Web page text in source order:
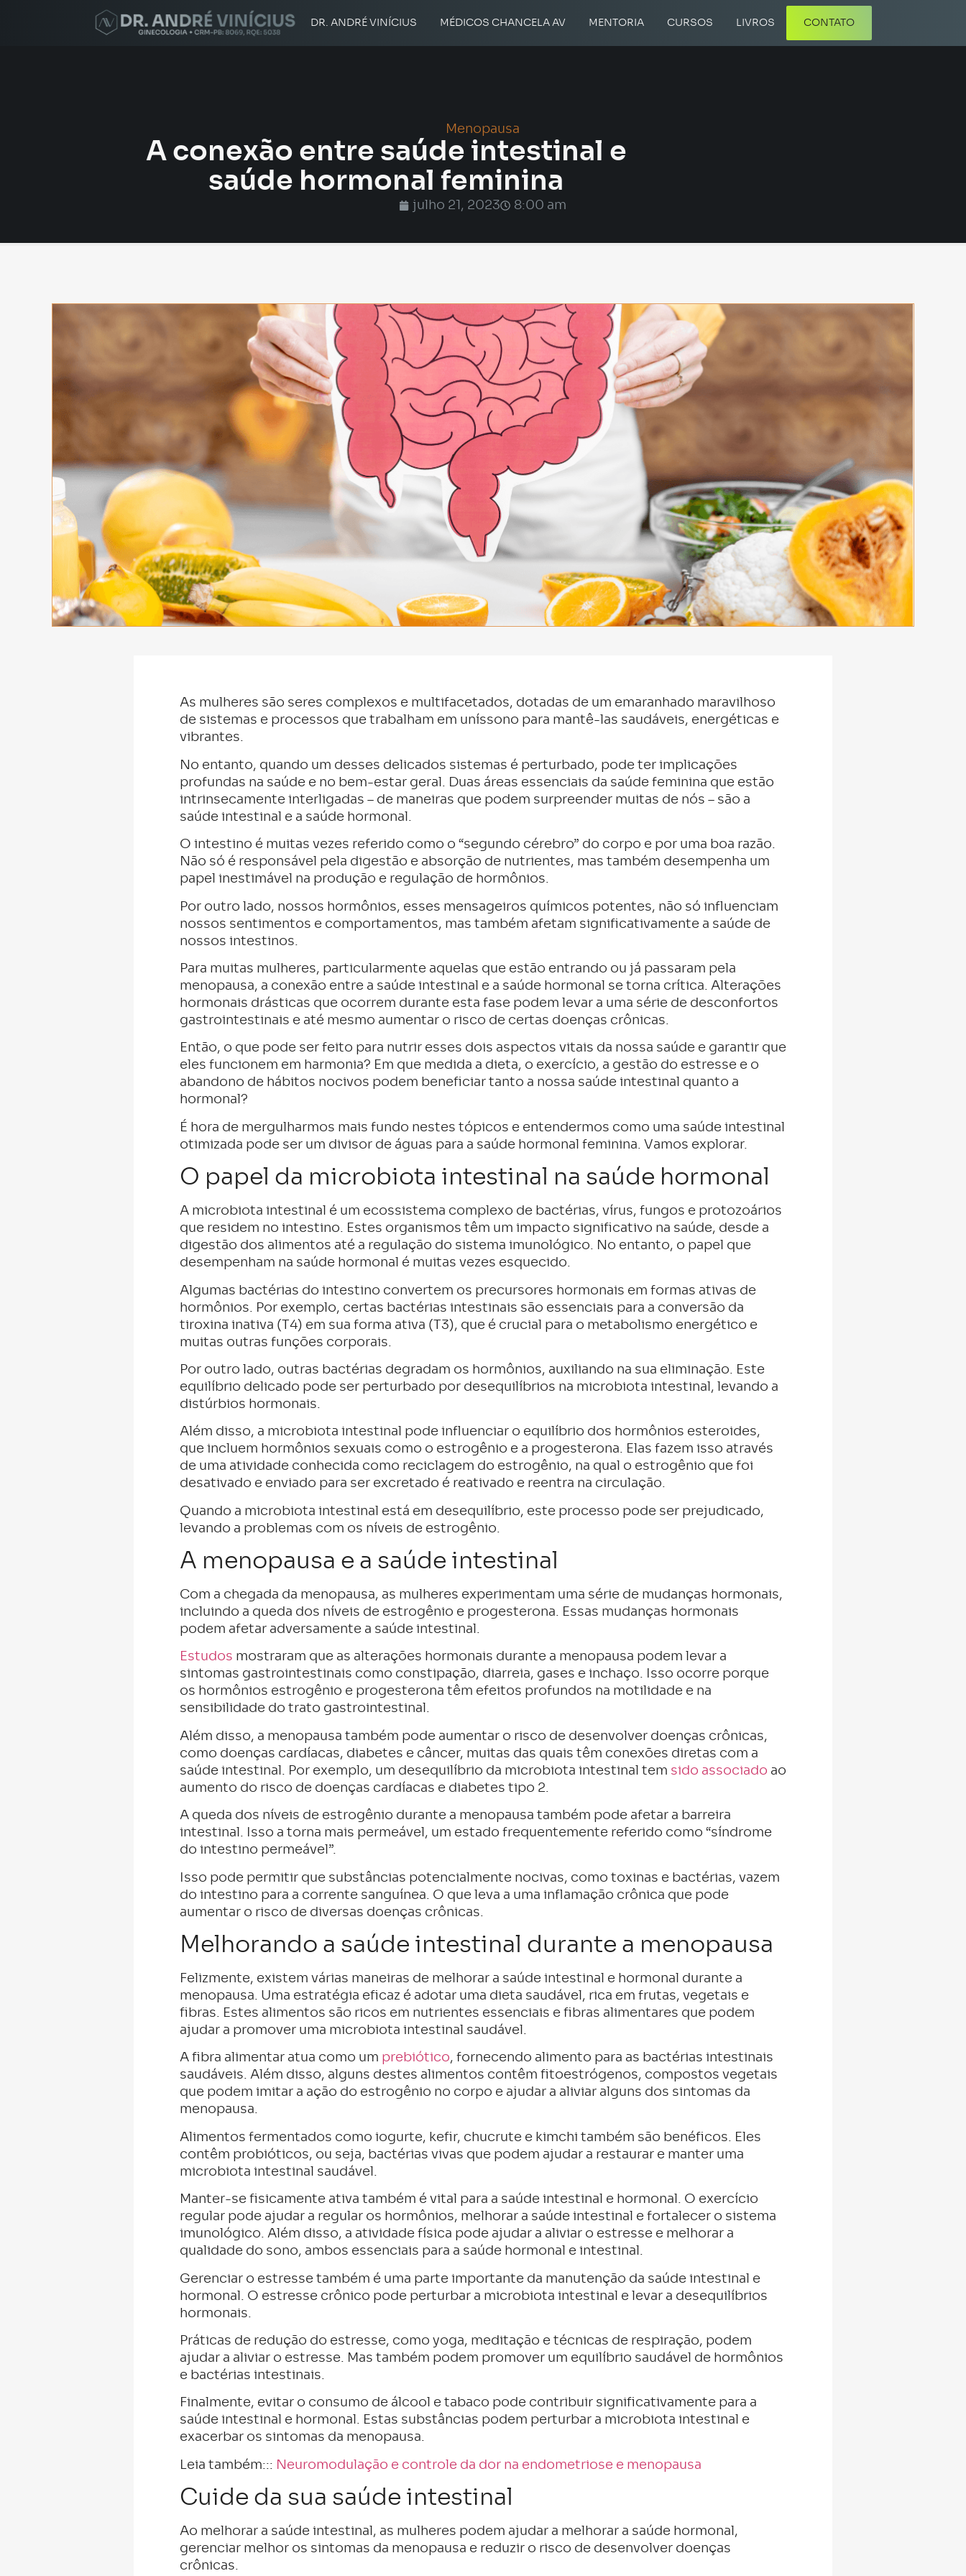
DR. ANDRÉ VINÍCIUS MÉDICOS CHANCELA AV MENTORIA CURSOS LIVROS CONTATO
Menopausa
A conexão entre saúde intestinal e
saúde hormonal feminina
julho 21, 2023 8:00 am
As mulheres são seres complexos e multifacetados, dotadas de um emaranhado maravilhoso
de sistemas e processos que trabalham em uníssono para mantê-las saudáveis, energéticas e
vibrantes.
No entanto, quando um desses delicados sistemas é perturbado, pode ter implicações
profundas na saúde e no bem-estar geral. Duas áreas essenciais da saúde feminina que estão
intrinsecamente interligadas – de maneiras que podem surpreender muitas de nós – são a
saúde intestinal e a saúde hormonal.
O intestino é muitas vezes referido como o “segundo cérebro” do corpo e por uma boa razão.
Não só é responsável pela digestão e absorção de nutrientes, mas também desempenha um
papel inestimável na produção e regulação de hormônios.
Por outro lado, nossos hormônios, esses mensageiros químicos potentes, não só influenciam
nossos sentimentos e comportamentos, mas também afetam significativamente a saúde de
nossos intestinos.
Para muitas mulheres, particularmente aquelas que estão entrando ou já passaram pela
menopausa, a conexão entre a saúde intestinal e a saúde hormonal se torna crítica. Alterações
hormonais drásticas que ocorrem durante esta fase podem levar a uma série de desconfortos
gastrointestinais e até mesmo aumentar o risco de certas doenças crônicas.
Então, o que pode ser feito para nutrir esses dois aspectos vitais da nossa saúde e garantir que
eles funcionem em harmonia? Em que medida a dieta, o exercício, a gestão do estresse e o
abandono de hábitos nocivos podem beneficiar tanto a nossa saúde intestinal quanto a
hormonal?
É hora de mergulharmos mais fundo nestes tópicos e entendermos como uma saúde intestinal
otimizada pode ser um divisor de águas para a saúde hormonal feminina. Vamos explorar.
O papel da microbiota intestinal na saúde hormonal
A microbiota intestinal é um ecossistema complexo de bactérias, vírus, fungos e protozoários
que residem no intestino. Estes organismos têm um impacto significativo na saúde, desde a
digestão dos alimentos até a regulação do sistema imunológico. No entanto, o papel que
desempenham na saúde hormonal é muitas vezes esquecido.
Algumas bactérias do intestino convertem os precursores hormonais em formas ativas de
hormônios. Por exemplo, certas bactérias intestinais são essenciais para a conversão da
tiroxina inativa (T4) em sua forma ativa (T3), que é crucial para o metabolismo energético e
muitas outras funções corporais.
Por outro lado, outras bactérias degradam os hormônios, auxiliando na sua eliminação. Este
equilíbrio delicado pode ser perturbado por desequilíbrios na microbiota intestinal, levando a
distúrbios hormonais.
Além disso, a microbiota intestinal pode influenciar o equilíbrio dos hormônios esteroides,
que incluem hormônios sexuais como o estrogênio e a progesterona. Elas fazem isso através
de uma atividade conhecida como reciclagem do estrogênio, na qual o estrogênio que foi
desativado e enviado para ser excretado é reativado e reentra na circulação.
Quando a microbiota intestinal está em desequilíbrio, este processo pode ser prejudicado,
levando a problemas com os níveis de estrogênio.
A menopausa e a saúde intestinal
Com a chegada da menopausa, as mulheres experimentam uma série de mudanças hormonais,
incluindo a queda dos níveis de estrogênio e progesterona. Essas mudanças hormonais
podem afetar adversamente a saúde intestinal.
Estudos mostraram que as alterações hormonais durante a menopausa podem levar a
sintomas gastrointestinais como constipação, diarreia, gases e inchaço. Isso ocorre porque
os hormônios estrogênio e progesterona têm efeitos profundos na motilidade e na
sensibilidade do trato gastrointestinal.
Além disso, a menopausa também pode aumentar o risco de desenvolver doenças crônicas,
como doenças cardíacas, diabetes e câncer, muitas das quais têm conexões diretas com a
saúde intestinal. Por exemplo, um desequilíbrio da microbiota intestinal tem sido associado ao
aumento do risco de doenças cardíacas e diabetes tipo 2.
A queda dos níveis de estrogênio durante a menopausa também pode afetar a barreira
intestinal. Isso a torna mais permeável, um estado frequentemente referido como “síndrome
do intestino permeável”.
Isso pode permitir que substâncias potencialmente nocivas, como toxinas e bactérias, vazem
do intestino para a corrente sanguínea. O que leva a uma inflamação crônica que pode
aumentar o risco de diversas doenças crônicas.
Melhorando a saúde intestinal durante a menopausa
Felizmente, existem várias maneiras de melhorar a saúde intestinal e hormonal durante a
menopausa. Uma estratégia eficaz é adotar uma dieta saudável, rica em frutas, vegetais e
fibras. Estes alimentos são ricos em nutrientes essenciais e fibras alimentares que podem
ajudar a promover uma microbiota intestinal saudável.
A fibra alimentar atua como um prebiótico, fornecendo alimento para as bactérias intestinais
saudáveis. Além disso, alguns destes alimentos contêm fitoestrógenos, compostos vegetais
que podem imitar a ação do estrogênio no corpo e ajudar a aliviar alguns dos sintomas da
menopausa.
Alimentos fermentados como iogurte, kefir, chucrute e kimchi também são benéficos. Eles
contêm probióticos, ou seja, bactérias vivas que podem ajudar a restaurar e manter uma
microbiota intestinal saudável.
Manter-se fisicamente ativa também é vital para a saúde intestinal e hormonal. O exercício
regular pode ajudar a regular os hormônios, melhorar a saúde intestinal e fortalecer o sistema
imunológico. Além disso, a atividade física pode ajudar a aliviar o estresse e melhorar a
qualidade do sono, ambos essenciais para a saúde hormonal e intestinal.
Gerenciar o estresse também é uma parte importante da manutenção da saúde intestinal e
hormonal. O estresse crônico pode perturbar a microbiota intestinal e levar a desequilíbrios
hormonais.
Práticas de redução do estresse, como yoga, meditação e técnicas de respiração, podem
ajudar a aliviar o estresse. Mas também podem promover um equilíbrio saudável de hormônios
e bactérias intestinais.
Finalmente, evitar o consumo de álcool e tabaco pode contribuir significativamente para a
saúde intestinal e hormonal. Estas substâncias podem perturbar a microbiota intestinal e
exacerbar os sintomas da menopausa.
Leia também::: Neuromodulação e controle da dor na endometriose e menopausa
Cuide da sua saúde intestinal
Ao melhorar a saúde intestinal, as mulheres podem ajudar a melhorar a saúde hormonal,
gerenciar melhor os sintomas da menopausa e reduzir o risco de desenvolver doenças
crônicas.